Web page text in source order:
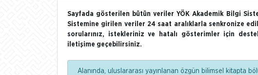
Sayfada gösterilen bütün veriler YÖK Akademik Bilgi
Sistemine girilen veriler 24 saat aralıklarla senkronize
sorularınız, istekleriniz ve hatalı gösterimler için
iletişime geçebilirsiniz.
Alanında, uluslararası yayınlanan özgün bilimsel kitapta